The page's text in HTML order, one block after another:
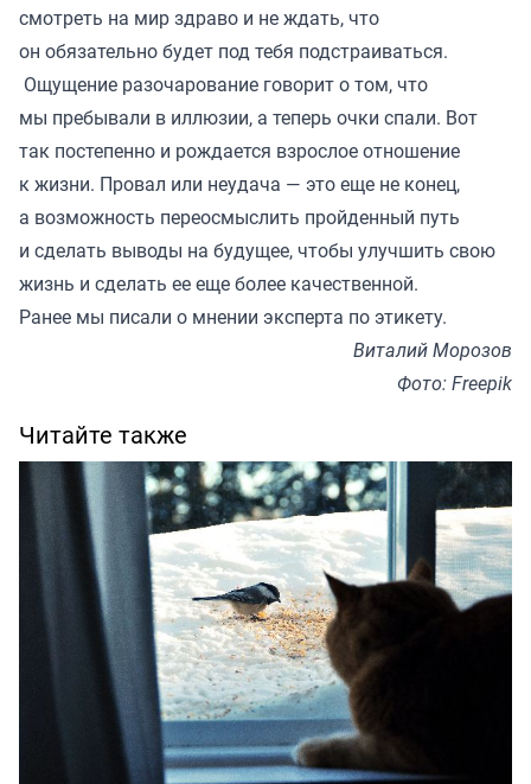
смотреть на мир здраво и не ждать, что
он обязательно будет под тебя подстраиваться.
Ощущение разочарование говорит о том, что
мы пребывали в иллюзии, а теперь очки спали. Вот
так постепенно и рождается взрослое отношение
к жизни. Провал или неудача — это еще не конец,
а возможность переосмыслить пройденный путь
и сделать выводы на будущее, чтобы улучшить свою
жизнь и сделать ее еще более качественной.
Ранее мы писали о мнении эксперта по этикету.
Виталий Морозов
Фото: Freepik
Читайте также